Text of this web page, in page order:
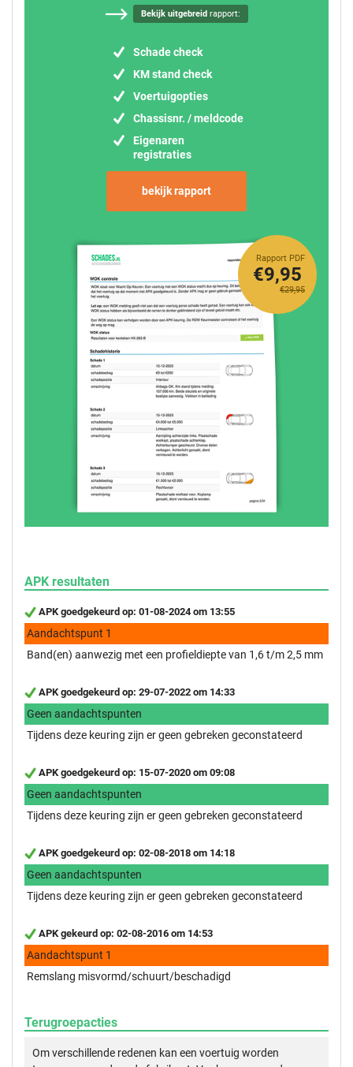
Bekijk uitgebreidrapport:
Schade check
KM stand check
Voertuigopties
Chassisnr. / meldcode
Eigenaren
registraties
bekijk rapport
Rapport PDF
€29,95
€9,95
APK resultaten
APK goedgekeurd op: 01-08-2024 om 13:55
Aandachtspunt 1
Band(en) aanwezig met een profieldiepte van 1,6 t/m 2,5 mm
APK goedgekeurd op: 29-07-2022 om 14:33
Geen aandachtspunten
Tijdens deze keuring zijn er geen gebreken geconstateerd
APK goedgekeurd op: 15-07-2020 om 09:08
Geen aandachtspunten
Tijdens deze keuring zijn er geen gebreken geconstateerd
APK goedgekeurd op: 02-08-2018 om 14:18
Geen aandachtspunten
Tijdens deze keuring zijn er geen gebreken geconstateerd
APK gekeurd op: 02-08-2016 om 14:53
Aandachtspunt 1
Remslang misvormd/schuurt/beschadigd
Terugroepacties
Om verschillende redenen kan een voertuig worden